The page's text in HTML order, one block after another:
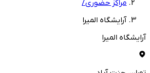
مراکز حضوری/
آرایشگاه المیرا
آرایشگاه المیرا